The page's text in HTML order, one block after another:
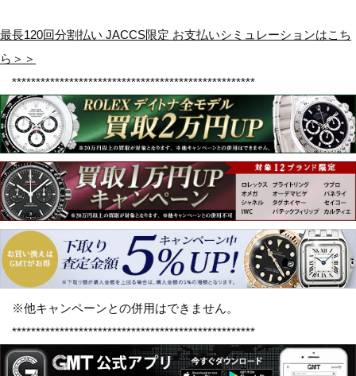
最長120回分割払い JACCS限定 お支払いシミュレーションはこち
ら＞＞
***************************************************
※他キャンペーンとの併用はできません。
***************************************************